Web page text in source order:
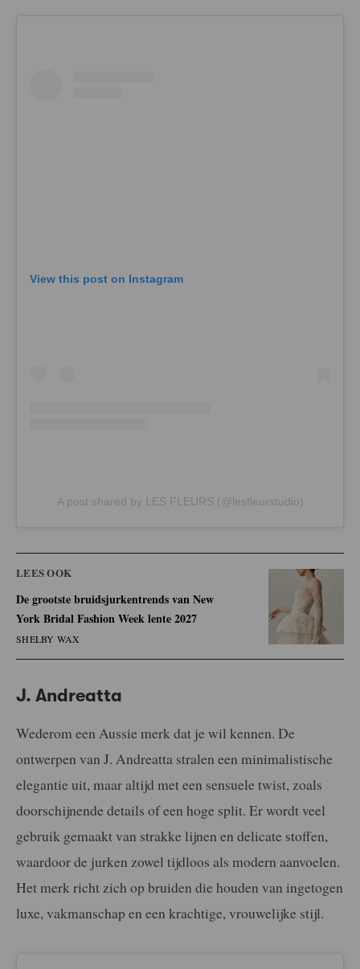
View this post on Instagram
A post shared by LES FLEURS (@lesfleurstudio)
LEES OOK
De grootste bruidsjurkentrends van New
York Bridal Fashion Week lente 2027
SHELBY WAX
J. Andreatta
Wederom een Aussie merk dat je wil kennen. De
ontwerpen van J. Andreatta stralen een minimalistische
elegantie uit, maar altijd met een sensuele twist, zoals
doorschijnende details of een hoge split. Er wordt veel
gebruik gemaakt van strakke lijnen en delicate stoffen,
waardoor de jurken zowel tijdloos als modern aanvoelen.
Het merk richt zich op bruiden die houden van ingetogen
luxe, vakmanschap en een krachtige, vrouwelijke stijl.